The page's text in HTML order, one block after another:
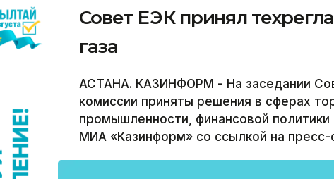
Совет ЕЭК принял
газа
АСТАНА. КАЗИНФОРМ - На заседании
комиссии приняты решения в сферах
промышленности, финансовой политики
МИА «Казинформ» со ссылкой на